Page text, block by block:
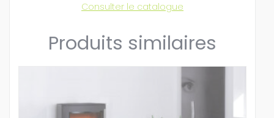
Consulter le catalogue
Produits similaires